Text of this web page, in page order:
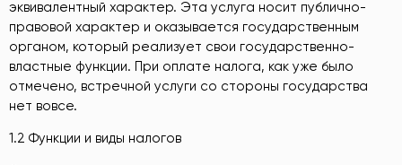
эквивалентный характер. Эта услуга носит публично-
правовой характер и оказывается государственным
органом, который реализует свои государственно-
властные функции. При оплате налога, как уже было
отмечено, встречной услуги со стороны государства
нет вовсе.
1.2 Функции и виды налогов